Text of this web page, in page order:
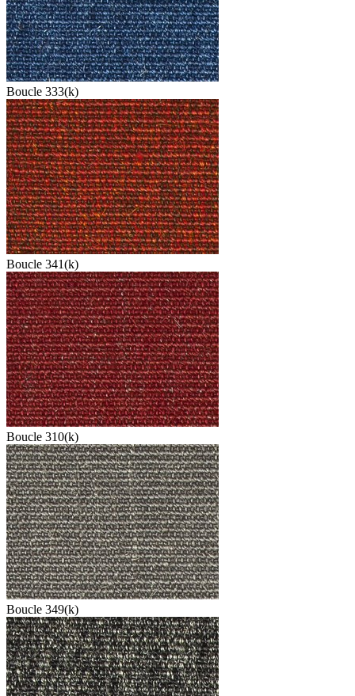
Boucle 333(k)
Boucle 341(k)
Boucle 310(k)
Boucle 349(k)